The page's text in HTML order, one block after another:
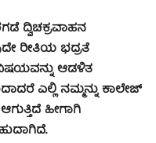
ದ್ವಿಚಕ್ರವಾಹನ
ರೀತಿಯ ಭದ್ರತೆ
ವಿಷಯವನ್ನು ಆಡಳಿತ
ಎಲ್ಲಿ ನಮ್ಮನ್ನು ಕಾಲೇಜ್
ಹೀಗಾಗಿ